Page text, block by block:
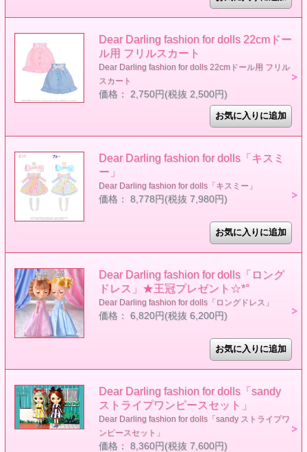
Dear Darling fashion for dolls 22cmドー
ル用 フリルスカート
Dear Darling fashion for dolls 22cmドール用 フリル
スカート
価格： 2,750円(税抜 2,500円)
Dear Darling fashion for dolls「キスミ
ー」
Dear Darling fashion for dolls「キスミー」
価格： 8,778円(税抜 7,980円)
Dear Darling fashion for dolls「ロング
ドレス」★王冠プレゼント☆*°
Dear Darling fashion for dolls「ロングドレス」
価格： 6,820円(税抜 6,200円)
Dear Darling fashion for dolls「sandy
ストライプワンピースセット」
Dear Darling fashion for dolls「sandy ストライプワ
ンピースセット」
価格： 8,360円(税抜 7,600円)